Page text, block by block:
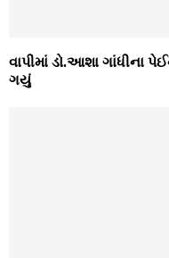
વાપીમાં ડો.આશા ગાંધીના
ગયું